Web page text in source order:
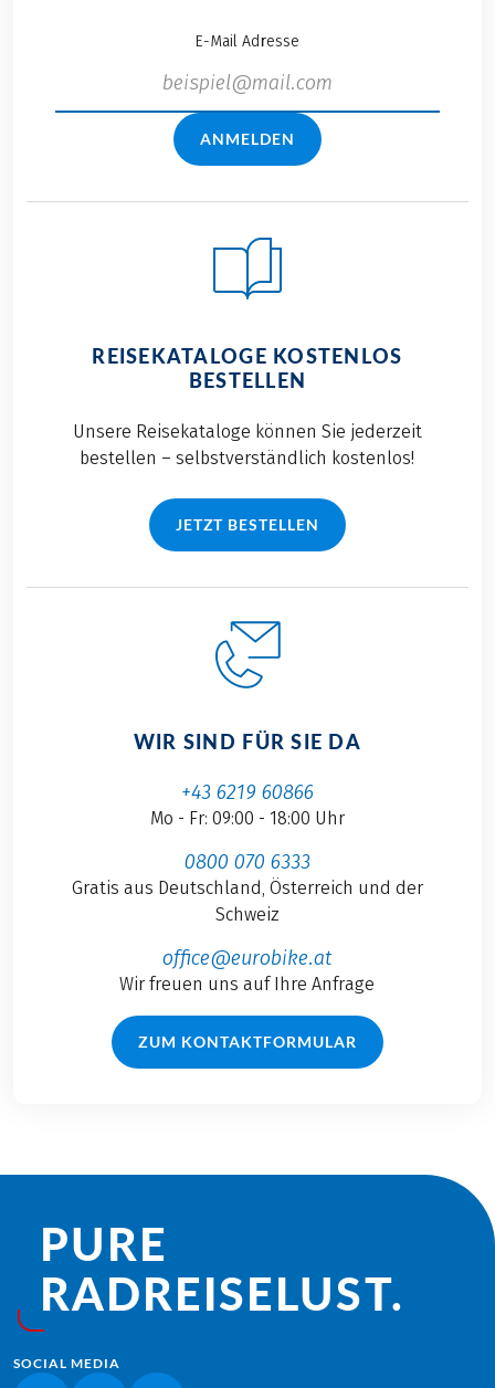
E-Mail Adresse
ANMELDEN
REISEKATALOGE KOSTENLOS
BESTELLEN
Unsere Reisekataloge können Sie jederzeit
bestellen – selbstverständlich kostenlos!
JETZT BESTELLEN
WIR SIND FÜR SIE DA
+43 6219 60866
Mo - Fr: 09:00 - 18:00 Uhr
0800 070 6333
Gratis aus Deutschland, Österreich und der
Schweiz
office@eurobike.at
Wir freuen uns auf Ihre Anfrage
ZUM KONTAKTFORMULAR
PURE
RADREISE­LUST.
SOCIAL MEDIA